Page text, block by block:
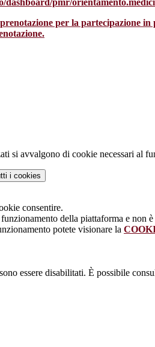
dashboard/pmr/
per la partecipazione
si avvalgono di cookie necessari al
i cookies
consentire.
della piattaforma e non
potete visionare la
essere disabilitati. È possibile